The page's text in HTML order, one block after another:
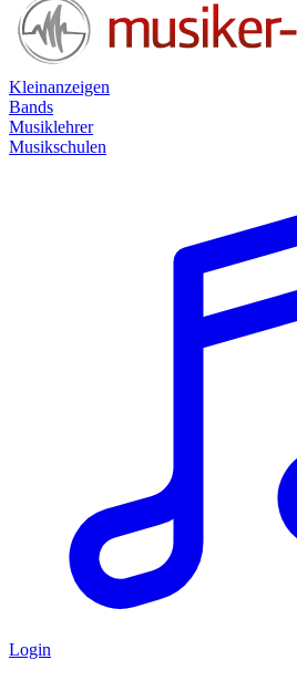
Kleinanzeigen
Bands
Musiklehrer
Musikschulen
Login